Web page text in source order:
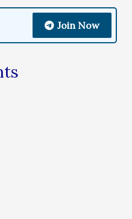
Join Now